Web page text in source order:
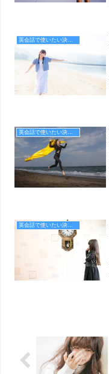
英会話で使いたい決め台詞
英会話で使いたい決め台詞
英会話で使いたい決め台詞